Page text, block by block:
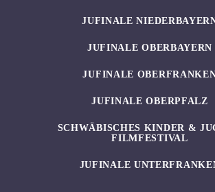
JUFINALE
JUFINALE OBERBAYERN
JUFINALE
JUFINALE OBERPFALZ
SCHWÄBISCHES KINDER &
FILMFESTIVAL
JUFINALE